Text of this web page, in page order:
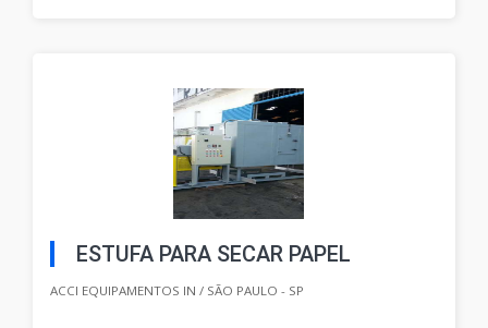
ESTUFA PARA SECAR PAPEL
ACCI EQUIPAMENTOS IN / SÃO PAULO - SP